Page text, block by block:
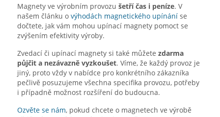
Magnety ve výrobním provozu šetří čas i peníze. V
našem článku o výhodách magnetického upínání se
dočtete, jak vám mohou upínací magnety pomoct se
zvýšením efektivity výroby.
Zvedací či upínací magnety si také můžete zdarma
půjčit a nezávazně vyzkoušet. Víme, že každý provoz je
jiný, proto vždy v nabídce pro konkrétního zákazníka
pečlivě posuzujeme všechna specifika provozu, potřeby
i případně možnost rozšíření do budoucna.
Ozvěte se nám, pokud chcete o magnetech ve výrobě